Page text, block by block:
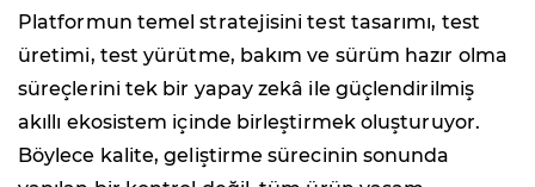
Platformun temel stratejisini test tasarımı, test
üretimi, test yürütme, bakım ve sürüm hazır olma
süreçlerini tek bir yapay zekâ ile güçlendirilmiş
akıllı ekosistem içinde birleştirmek oluşturuyor.
Böylece kalite, geliştirme sürecinin sonunda